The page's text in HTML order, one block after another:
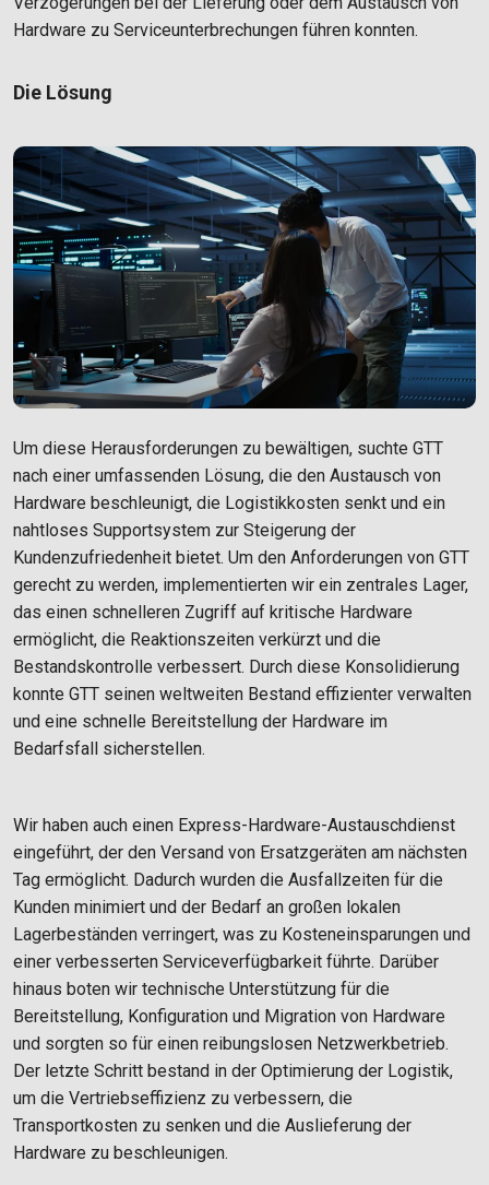
Hardware zu Serviceunterbrechungen führen konnten.
Die Lösung
Um diese Herausforderungen zu bewältigen, suchte GTT
nach einer umfassenden Lösung, die den Austausch von
Hardware beschleunigt, die Logistikkosten senkt und ein
nahtloses Supportsystem zur Steigerung der
Kundenzufriedenheit bietet. Um den Anforderungen von GTT
gerecht zu werden, implementierten wir ein zentrales Lager,
das einen schnelleren Zugriff auf kritische Hardware
ermöglicht, die Reaktionszeiten verkürzt und die
Bestandskontrolle verbessert. Durch diese Konsolidierung
konnte GTT seinen weltweiten Bestand effizienter verwalten
und eine schnelle Bereitstellung der Hardware im
Bedarfsfall sicherstellen.
Wir haben auch einen Express-Hardware-Austauschdienst
eingeführt, der den Versand von Ersatzgeräten am nächsten
Tag ermöglicht. Dadurch wurden die Ausfallzeiten für die
Kunden minimiert und der Bedarf an großen lokalen
Lagerbeständen verringert, was zu Kosteneinsparungen und
einer verbesserten Serviceverfügbarkeit führte. Darüber
hinaus boten wir technische Unterstützung für die
Bereitstellung, Konfiguration und Migration von Hardware
und sorgten so für einen reibungslosen Netzwerkbetrieb.
Der letzte Schritt bestand in der Optimierung der Logistik,
um die Vertriebseffizienz zu verbessern, die
Transportkosten zu senken und die Auslieferung der
Hardware zu beschleunigen.